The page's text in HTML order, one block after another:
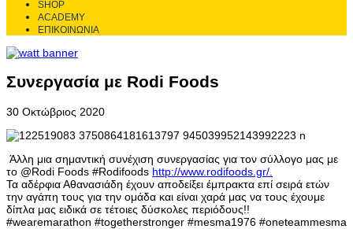
SHOP
ACADEMY
ΕΠΙΚΟΙΝΩΝΙΑ
Συνεργασία με Rodi Foods
30 Οκτώβριος 2020
Άλλη μια σημαντική συνέχιση συνεργασίας για τον σύλλογο μας με
το @Rodi Foods #Rodifoods http://www.rodifoods.gr/.
Τα αδέρφια Αθανασιάδη έχουν αποδείξει έμπρακτα επί σειρά ετών
την αγάπη τους για την ομάδα και είναι χαρά μας να τους έχουμε
δίπλα μας ειδικά σε τέτοιες δύσκολες περιόδους!!
#wearemarathon #togetherstronger #mesma1976 #oneteammesma